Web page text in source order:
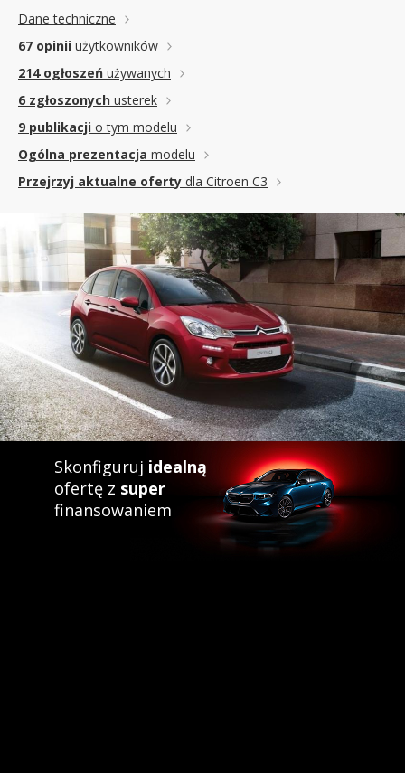
Dane techniczne
67 opinii użytkowników
214 ogłoszeń używanych
6 zgłoszonych usterek
9 publikacji o tym modelu
Ogólna prezentacja modelu
Przejrzyj aktualne oferty dla Citroen C3
Skonfiguruj idealną
ofertę z super
finansowaniem